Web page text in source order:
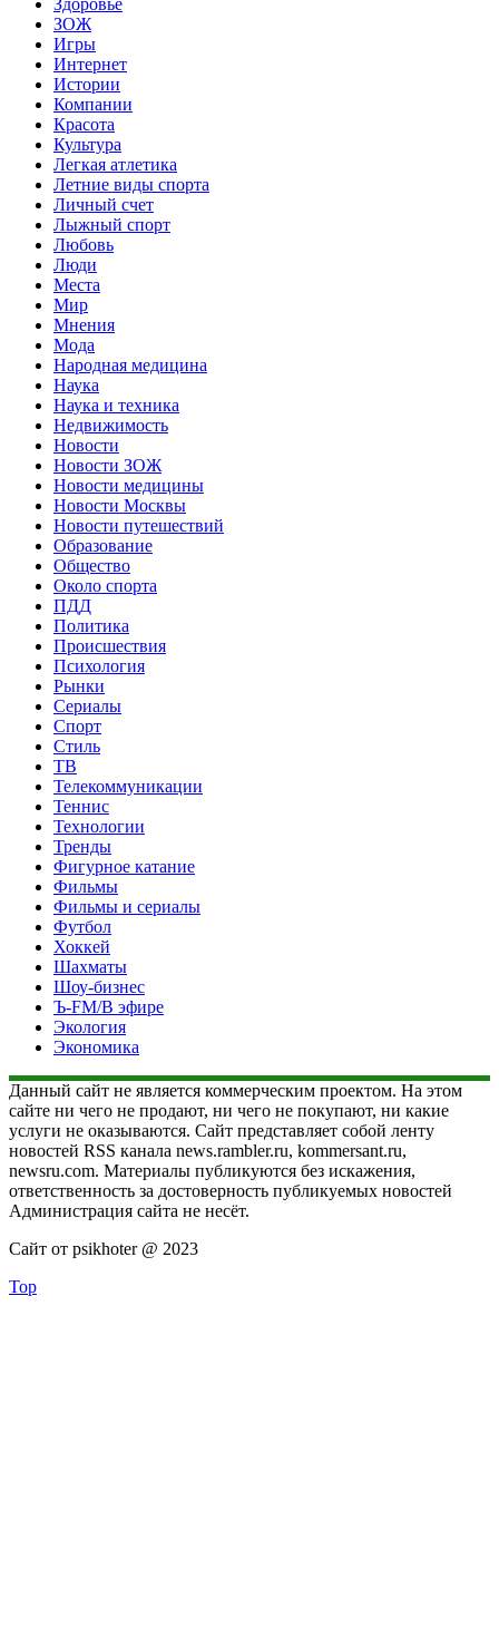
Здоровье
ЗОЖ
Игры
Интернет
Истории
Компании
Красота
Культура
Легкая атлетика
Летние виды спорта
Личный счет
Лыжный спорт
Любовь
Люди
Места
Мир
Мнения
Мода
Народная медицина
Наука
Наука и техника
Недвижимость
Новости
Новости ЗОЖ
Новости медицины
Новости Москвы
Новости путешествий
Образование
Общество
Около спорта
ПДД
Политика
Происшествия
Психология
Рынки
Сериалы
Спорт
Стиль
ТВ
Телекоммуникации
Теннис
Технологии
Тренды
Фигурное катание
Фильмы
Фильмы и сериалы
Футбол
Хоккей
Шахматы
Шоу-бизнес
Ъ-FM/В эфире
Экология
Экономика
Данный сайт не является коммерческим проектом. На этом
сайте ни чего не продают, ни чего не покупают, ни какие
услуги не оказываются. Сайт представляет собой ленту
новостей RSS канала news.rambler.ru, kommersant.ru,
newsru.com. Материалы публикуются без искажения,
ответственность за достоверность публикуемых новостей
Администрация сайта не несёт.
Сайт от psikhoter @ 2023
Top